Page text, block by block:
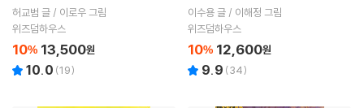
허교범 글 / 이로우 그림
위즈덤하우스
10% 13,500원
10.0 (19)
이수용 글 / 이해정 그림
위즈덤하우스
10% 12,600원
9.9 (34)